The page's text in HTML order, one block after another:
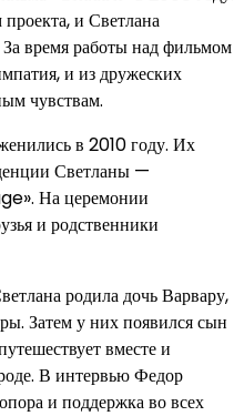
и Светлана
время работы над фильмом
и из дружеских
чувствам.
в 2010 году. Их
Светланы —
На церемонии
и родственники
родила дочь Варвару,
Затем у них появился сын
вместе и
В интервью Федор
и поддержка во всех